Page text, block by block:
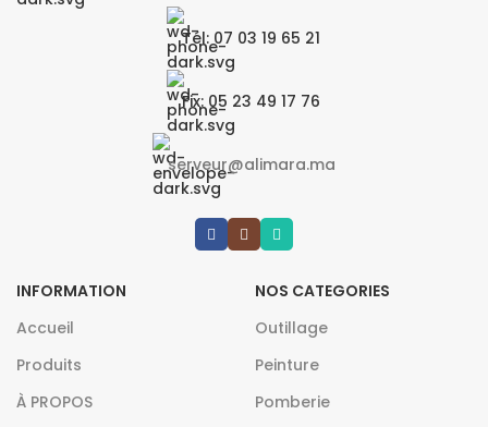
Tél: 07 03 19 65 21
Fix: 05 23 49 17 76
serveur@alimara.ma
INFORMATION
Accueil
Produits
À PROPOS
NOS CATEGORIES
Outillage
Peinture
Pomberie